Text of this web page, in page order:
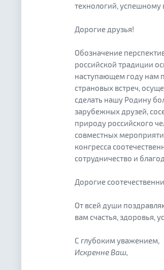
технологий, успешному
Дорогие друзья!
Обозначение
российской традиции
наступающем году нам
страновых встреч,
сделать нашу Родину
зарубежных друзей,
природу российского
совместных
конгресса
сотрудничество и
Дорогие
От всей души
вам счастья, здоровья,
С глубоким уважением,